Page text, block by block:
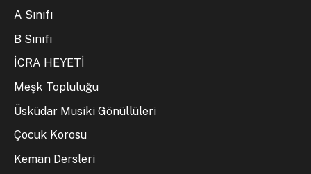
A Sınıfı
B Sınıfı
İCRA HEYETİ
Meşk Topluluğu
Üsküdar Musiki Gönüllüleri
Çocuk Korosu
Keman Dersleri